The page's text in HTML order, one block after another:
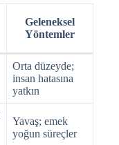
Geleneksel
Yöntemler
Orta düzeyde;
insan hatasına
yatkın
Yavaş; emek
yoğun süreçler